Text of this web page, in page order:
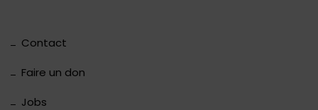
Contact
Faire un don
Jobs